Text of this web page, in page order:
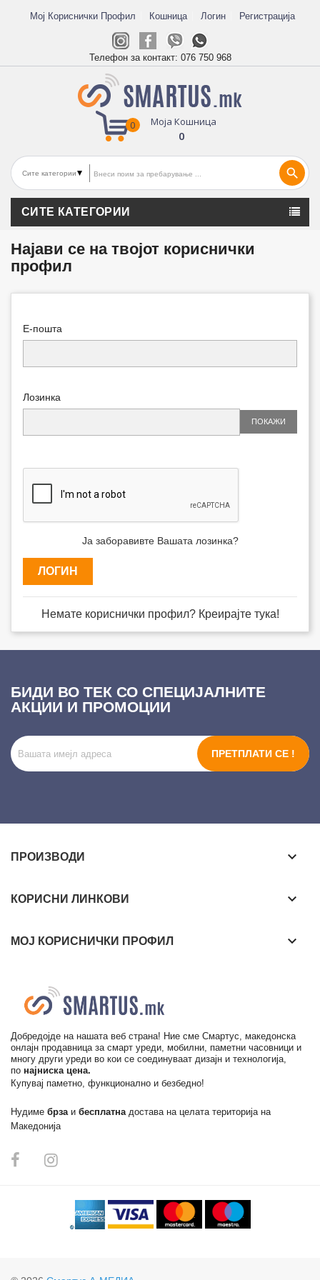
Мој Кориснички Профил Кошница Логин Регистрација
Телефон за контакт: 076 750 968
Моја Кошница
0
0
search
СИТЕ КАТЕГОРИИ
Најави се на твојот кориснички
профил
Е-пошта
Лозинка
ПОКАЖИ
Ја заборавивте Вашата лозинка?
ЛОГИН
Немате кориснички профил? Креирајте тука!
БИДИ ВО ТЕК СО СПЕЦИЈАЛНИТЕ
АКЦИИ И ПРОМОЦИИ
ПРЕТПЛАТИ СЕ !
ПРОИЗВОДИ keyboard_arrow_down
КОРИСНИ ЛИНКОВИ keyboard_arrow_down
МОЈ КОРИСНИЧКИ ПРОФИЛ keyboard_arrow_down
Добредојде на нашата веб страна! Ние сме Смартус, македонска
онлајн продавница за смарт уреди, мобилни, паметни часовници и
многу други уреди во кои се соединуваат дизајн и технологија,
по најниска цена.
Купувај паметно, функционално и безбедно!
Нудиме брзаи бесплатна достава на целата територија на
Македонија